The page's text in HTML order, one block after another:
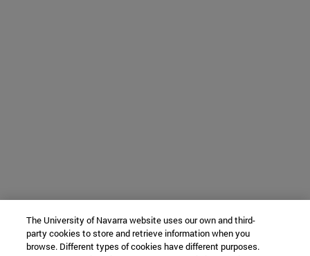
The University of Navarra website uses our own and third-
party cookies to store and retrieve information when you
browse. Different types of cookies have different purposes.